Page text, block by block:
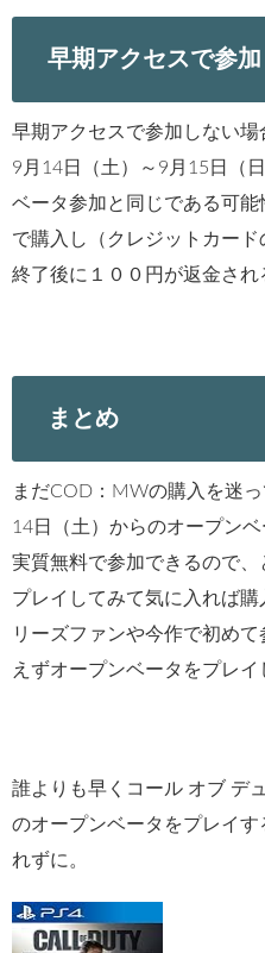
早期アクセスで参
早期アクセスで参加しない場
9月14日（土）～9月15日（
ベータ参加と同じである可
で購入し（クレジットカー
終了後に１００円が返金され
まとめ
まだCOD：MWの購入を迷
14日（土）からのオープン
実質無料で参加できるので
プレイしてみて気に入れば
リーズファンや今作で初め
えずオープンベータをプレイ
誰よりも早くコール オブ デ
のオープンベータをプレイ
れずに。